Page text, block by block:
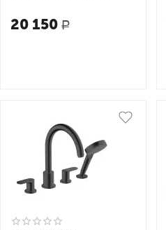
20 150 Р